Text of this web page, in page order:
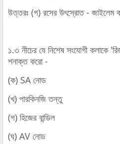
উত্তরঃ (গ) রসের উৎস্রোত - জাইলেম
১.৩ নীচের যে নিশেষ সংযোগী কলাকে
শনাক্ত করো -
(ক) SA নোড
(খ) পারকিনজি তন্তু
(গ) হিজের বান্ডিল
(ঘ) AV নোড